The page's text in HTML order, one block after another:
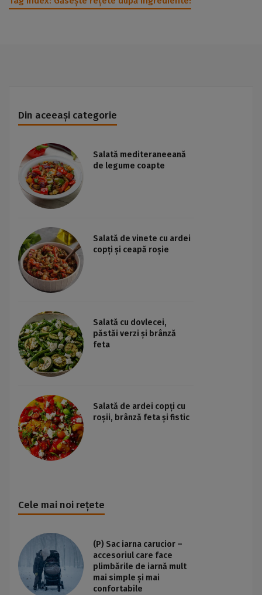
Din aceeași categorie
Salată mediteraneeană
de legume coapte
Salată de vinete cu ardei
copți și ceapă roșie
Salată cu dovlecei,
păstăi verzi și brânză
feta
Salată de ardei copți cu
roșii, brânză feta și fistic
Cele mai noi rețete
(P) Sac iarna carucior –
accesoriul care face
plimbările de iarnă mult
mai simple și mai
confortabile